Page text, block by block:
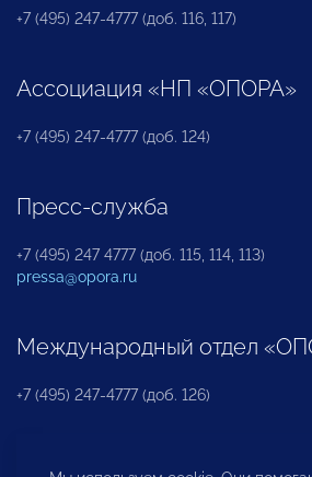
+7 (495) 247-4777 (доб. 116, 117)
Ассоциация «НП «ОПОРА»
+7 (495) 247-4777 (доб. 124)
Пресс-служба
+7 (495) 247 4777 (доб. 115, 114, 113)
pressa@opora.ru
Международный отдел
+7 (495) 247-4777 (доб. 126)
Бюро по защите прав